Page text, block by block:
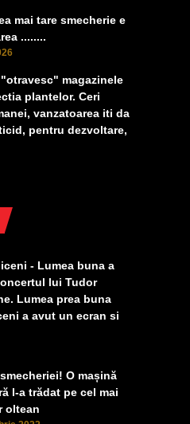
mai tare smecherie e
........
magazinele
plantelor. Ceri
vanzatoarea iti da
pentru dezvoltare,
- Lumea buna a
lui Tudor
Lumea prea buna
a avut un ecran si
O mașină
l-a trădat pe cel mai
oltean